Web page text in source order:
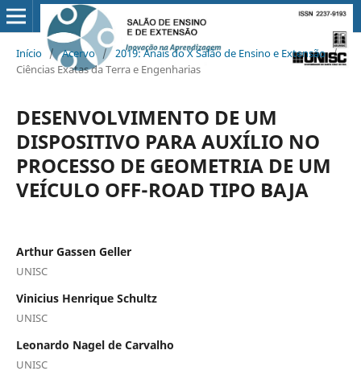
Início / Acervo / 2019: Anais do X Salão de Ensino e Extensão /
Ciências Exatas da Terra e Engenharias
DESENVOLVIMENTO DE UM
DISPOSITIVO PARA AUXÍLIO NO
PROCESSO DE GEOMETRIA DE UM
VEÍCULO OFF-ROAD TIPO BAJA
Arthur Gassen Geller
UNISC
Vinicius Henrique Schultz
UNISC
Leonardo Nagel de Carvalho
UNISC